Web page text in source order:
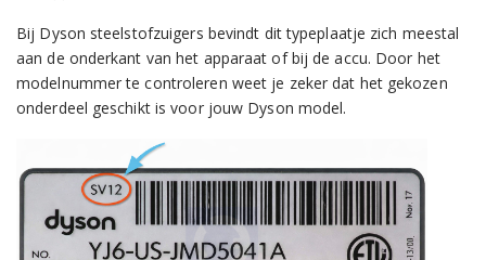
Bij Dyson steelstofzuigers bevindt dit typeplaatje zich meestal
aan de onderkant van het apparaat of bij de accu. Door het
modelnummer te controleren weet je zeker dat het gekozen
onderdeel geschikt is voor jouw Dyson model.